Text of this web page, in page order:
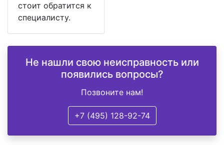
стоит обратится к
специалисту.
Не нашли свою неисправность или
появились вопросы?
Позвоните нам!
+7 (495) 128-92-74